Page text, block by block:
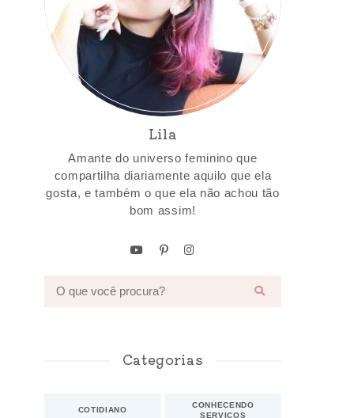
Lila
Amante do universo feminino que
compartilha diariamente aquilo que ela
gosta, e também o que ela não achou tão
bom assim!
Categorias
COTIDIANO
CONHECENDO
SERVIÇOS